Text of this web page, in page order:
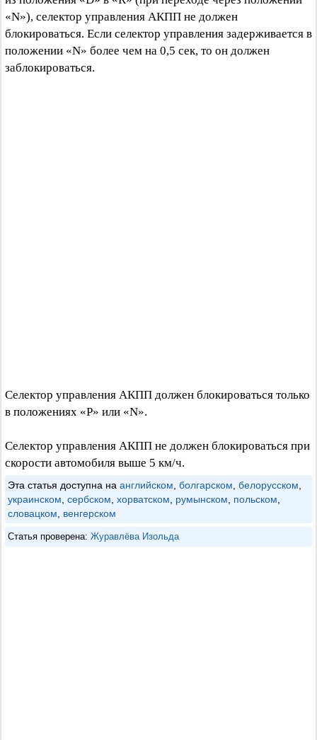
«N»), селектор управления АКПП не должен
блокироваться. Если селектор управления задерживается в
положении «N» более чем на 0,5 сек, то он должен
заблокироваться.
Селектор управления АКПП должен блокироваться только
в положениях «Р» или «N».
Селектор управления АКПП не должен блокироваться при
скорости автомобиля выше 5 км/ч.
Эта статья доступна на английском болгарском белорусском
украинском сербском хорватском румынском польском
словацком
венгерском
Статья проверена: Журавлёва Изольда